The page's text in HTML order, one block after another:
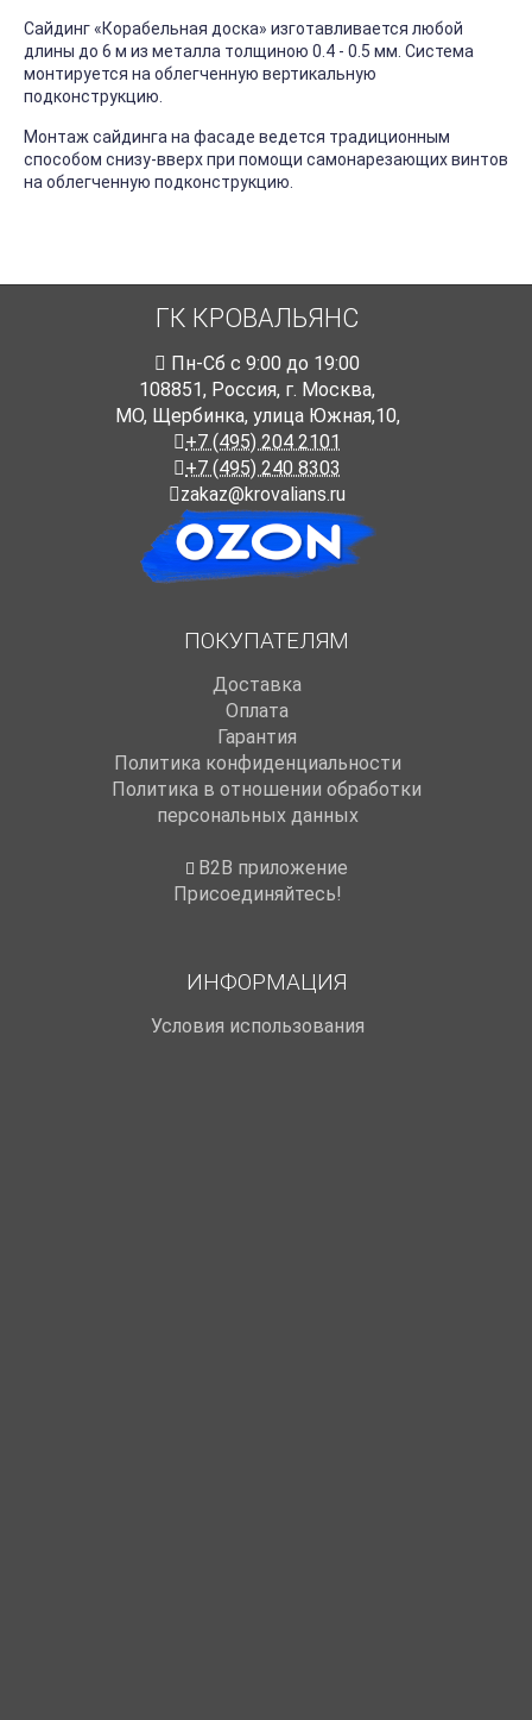
Сайдинг «Корабельная доска» изготавливается любой
длины до 6 м из металла толщиною 0.4 - 0.5 мм. Система
монтируется на облегченную вертикальную
подконструкцию.
Монтаж сайдинга на фасаде ведется традиционным
способом снизу-вверх при помощи самонарезающих винтов
на облегченную подконструкцию.
ГК КРОВАЛЬЯНС
Пн-Cб с 9:00 до 19:00
108851, Россия, г. Москва,
МО, Щербинка, улица Южная,10,
+7 (495) 204 2101
+7 (495) 240 8303
zakaz@krovalians.ru
ПОКУПАТЕЛЯМ
Доставка
Оплата
Гарантия
Политика конфиденциальности
Политика в отношении обработки
персональных данных
B2B приложение
Присоединяйтесь!
ИНФОРМАЦИЯ
Условия использования